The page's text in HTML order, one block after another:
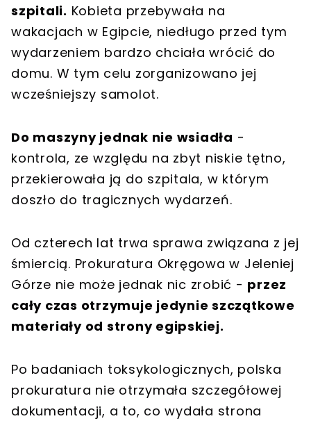
szpitali. Kobieta przebywała na
wakacjach w Egipcie, niedługo przed tym
wydarzeniem bardzo chciała wrócić do
domu. W tym celu zorganizowano jej
wcześniejszy samolot.
Do maszyny jednak nie wsiadła -
kontrola, ze względu na zbyt niskie tętno,
przekierowała ją do szpitala, w którym
doszło do tragicznych wydarzeń.
Od czterech lat trwa sprawa związana z jej
śmiercią. Prokuratura Okręgowa w Jeleniej
Górze nie może jednak nic zrobić - przez
cały czas otrzymuje jedynie szczątkowe
materiały od strony egipskiej.
Po badaniach toksykologicznych, polska
prokuratura nie otrzymała szczegółowej
dokumentacji, a to, co wydała strona